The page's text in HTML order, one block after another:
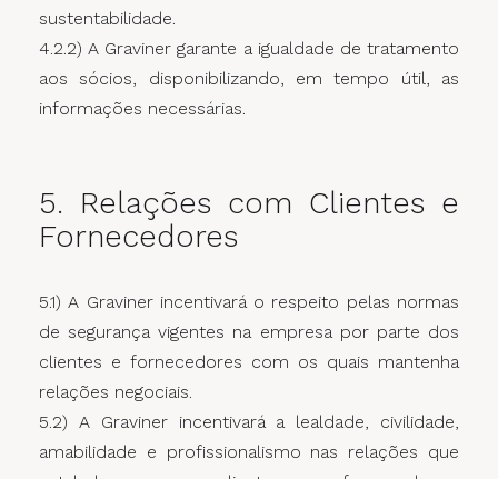
sustentabilidade.
4.2.2) A Graviner garante a igualdade de tratamento
aos sócios, disponibilizando, em tempo útil, as
informações necessárias.
5. Relações com Clientes e
Fornecedores
5.1) A Graviner incentivará o respeito pelas normas
de segurança vigentes na empresa por parte dos
clientes e fornecedores com os quais mantenha
relações negociais.
5.2) A Graviner incentivará a lealdade, civilidade,
amabilidade e profissionalismo nas relações que